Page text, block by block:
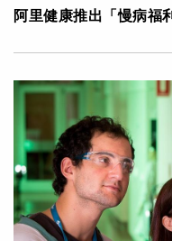
阿里健康推出「慢病